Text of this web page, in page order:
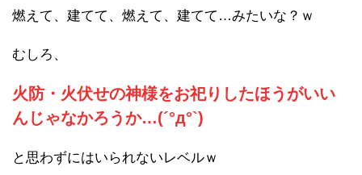
燃えて、建てて、燃えて、建てて…みたいな？ｗ
むしろ、
火防・火伏せの神様をお祀りしたほうがいい
んじゃなかろうか…(´°д°`)
と思わずにはいられないレベルｗ